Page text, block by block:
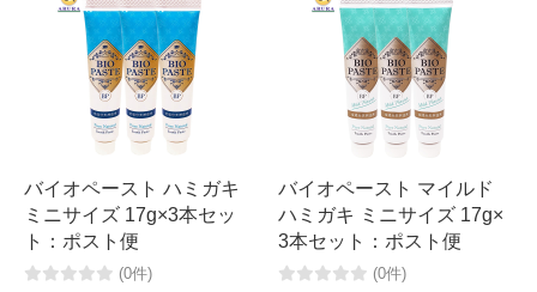
バイオペースト ハミガキ
ミニサイズ 17g×3本セッ
ト：ポスト便
(0件)
バイオペースト マイルド
ハミガキ ミニサイズ 17g×
3本セット：ポスト便
(0件)